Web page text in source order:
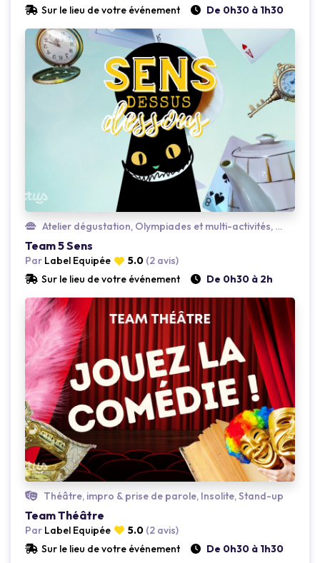
Sur le lieu de votre événement
De 0h30 à 1h30
Loading...
Atelier dégustation, Olympiades et multi-activités, Insolite
Team 5 Sens
Par Label Equipée 5.0 (2 avis)
Sur le lieu de votre événement
De 0h30 à 2h
Loading...
Théâtre, impro & prise de parole, Insolite, Stand-up
Team Théâtre
Par Label Equipée 5.0 (2 avis)
Sur le lieu de votre événement
De 0h30 à 1h30